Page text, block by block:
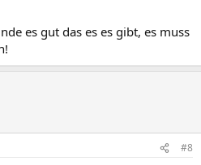
es gut das es es gibt, es muss
#8